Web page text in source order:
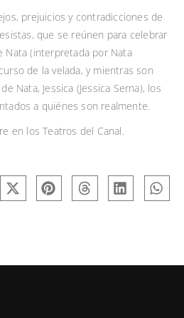
prejuicios y contradicciones de
que se reúnen para celebrar
Nata (interpretada por Nata
de la velada, y mientras son
Nata, Jessica (Jessica Serna), los
a quiénes son realmente.
en los Teatros del Canal.